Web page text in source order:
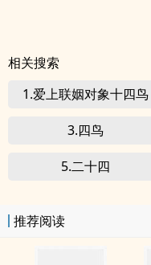
相关搜索
1.爱上联姻对象十四鸟
3.四鸟
5.二十四
推荐阅读